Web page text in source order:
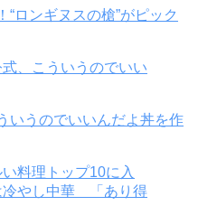
“ロンギヌスの槍”がピック
いうのでいいんだよ丼を作